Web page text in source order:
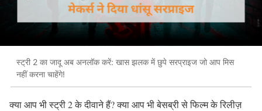
स्ट्री 2 का जादू अब अनलॉक करें: खास झलक में छुपे सरप्राइज जो आप मिस
नहीं करना चाहेंगे!
क्या आप भी स्ट्री 2 के दीवाने हैं? क्या आप भी बेसब्री से फिल्म के रिलीज़